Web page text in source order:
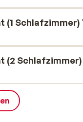
(1 Schlafzimmer)
(2